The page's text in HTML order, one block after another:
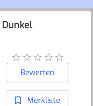
Bewerten
Merkliste